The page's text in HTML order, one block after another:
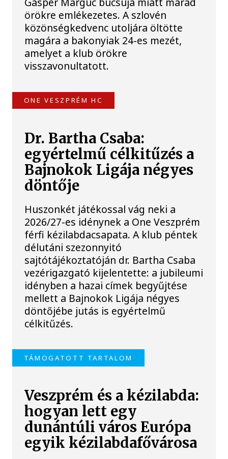
örökre emlékezetes. A szlovén
közönségkedvenc utoljára öltötte
magára a bakonyiak 24-es mezét,
amelyet a klub örökre
visszavonultatott.
ONE VESZPRÉM HC
Dr. Bartha Csaba:
egyértelmű célkitűzés a
Bajnokok Ligája négyes
döntője
Huszonkét játékossal vág neki a
2026/27-es idénynek a One Veszprém
férfi kézilabdacsapata. A klub péntek
délutáni szezonnyitó
sajtótájékoztatóján dr. Bartha Csaba
vezérigazgató kijelentette: a jubileumi
idényben a hazai címek begyűjtése
mellett a Bajnokok Ligája négyes
döntőjébe jutás is egyértelmű
célkitűzés.
TÁMOGATOTT TARTALOM
Veszprém és a kézilabda:
hogyan lett egy
dunántúli város Európa
egyik kézilabdafővárosa